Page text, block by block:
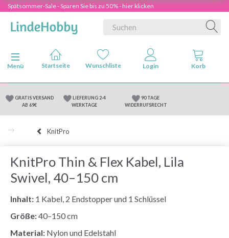
Spätsommer-Sale - Sparen Sie bis zu 50% - hier klicken
Anzeige ändern
Menü
GRATIS VERSAND
AB 69€
LIEFERUNG 2-4
WERKTAGE
90 TAGE
WIDERRUFSRECHT
KnitPro
KnitPro Thin & Flex Kabel, Lila
Swivel, 40–150 cm
Inhalt: 1 Kabel, 2 Endstopper und 1 Schlüssel
Größe:40–150 cm
Material: Nylon und Edelstahl